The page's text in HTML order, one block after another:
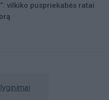
vilkiko puspriekabės ratai